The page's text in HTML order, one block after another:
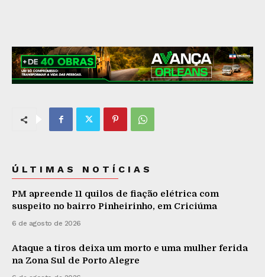
ÚLTIMAS NOTÍCIAS
PM apreende 11 quilos de fiação elétrica com
suspeito no bairro Pinheirinho, em Criciúma
6 de agosto de 2026
Ataque a tiros deixa um morto e uma mulher ferida
na Zona Sul de Porto Alegre